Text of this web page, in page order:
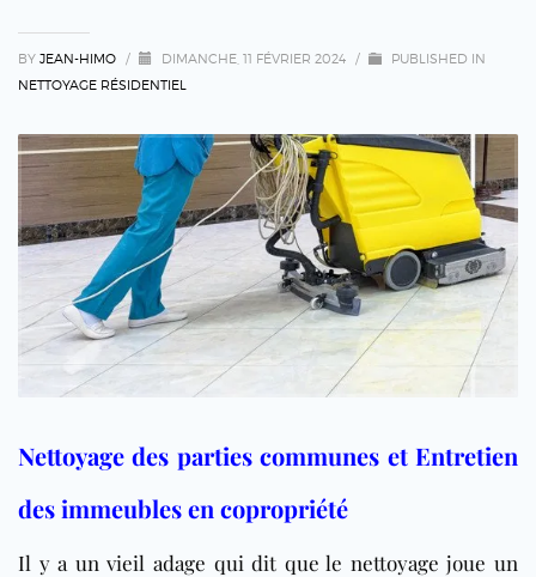
BY JEAN-HIMO / DIMANCHE, 11 FÉVRIER 2024 /
PUBLISHED IN
NETTOYAGE RÉSIDENTIEL
Nettoyage des parties communes et Entretien
des immeubles en copropriété
Il y a un vieil adage qui dit que le nettoyage joue un